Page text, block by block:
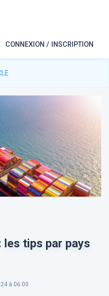
CONNEXION / INSCRIPTION
tips par pays
à 06:00